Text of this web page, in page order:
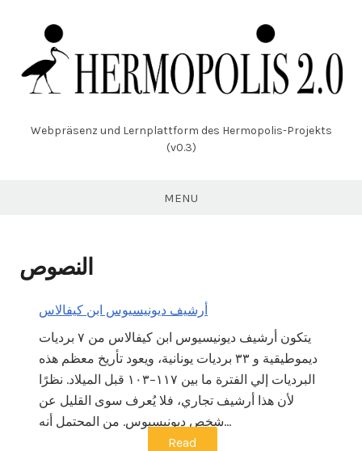
Webpräsenz und Lernplattform des Hermopolis-Projekts
(v0.3)
MENU
النصوص
أرشيف ديونيسيوس ابن كيفالاس
يتكون أرشيف ديونيسيوس ابن كيفالاس من ٧ برديات
ديموطيقية و ٣٣ برديات يونانية، ويعود تأريخ معظم هذه
البرديات إلي الفترة ما بين ١١٧–١٠٣ قبل الميلاد. نظرًا
لأن هذا أرشيف تجاري، فلا يُعرف سوى القليل عن
شخص ديونيسيوس. من المحتمل أنه…
Read